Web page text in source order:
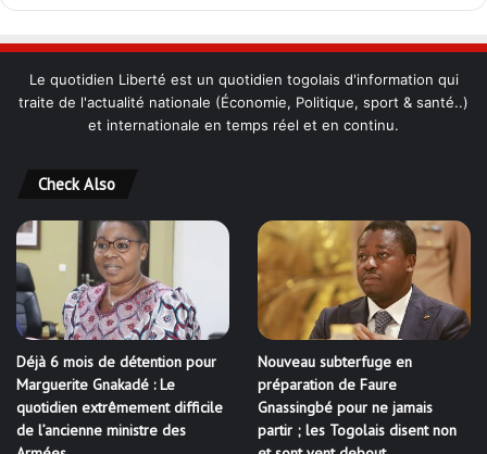
Le quotidien Liberté est un quotidien togolais d'information qui
traite de l'actualité nationale (Économie, Politique, sport & santé..)
et internationale en temps réel et en continu.
Check Also
Déjà 6 mois de détention pour
Marguerite Gnakadé : Le
quotidien extrêmement difficile
de l’ancienne ministre des
Nouveau subterfuge en
préparation de Faure
Gnassingbé pour ne jamais
partir ; les Togolais disent non